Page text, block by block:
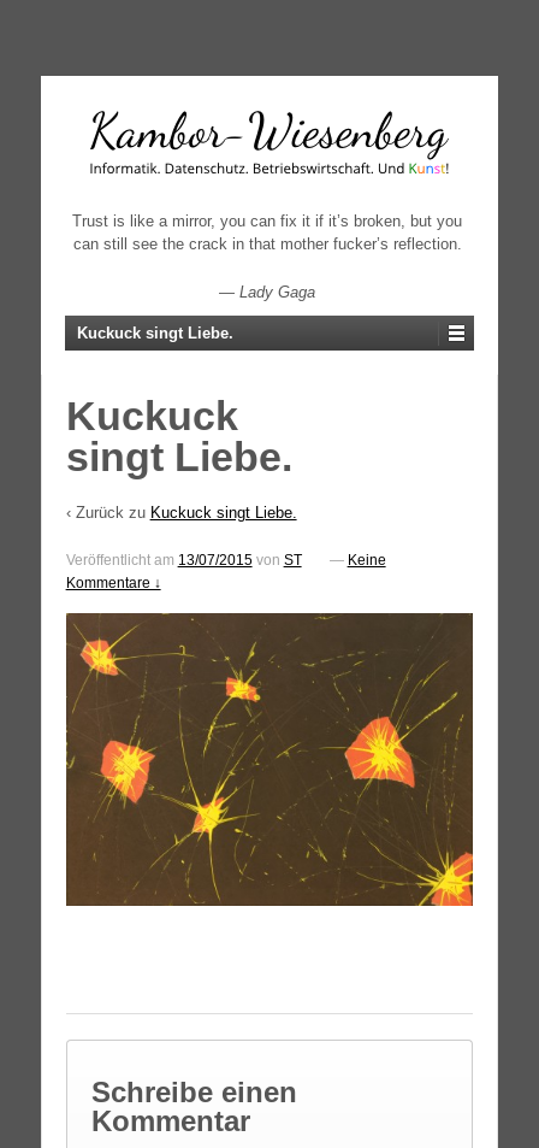
↓
CONTENT
Trust is like a mirror, you can fix it if it’s broken, but you
can still see the crack in that mother fucker’s reflection.
—Lady Gaga
Kuckuck singt Liebe.
Kuckuck
singt Liebe.
‹ Zurück zu Kuckuck singt Liebe.
Veröffentlicht am 13/07/2015von ST — Keine
Kommentare ↓
Schreibe einen
Kommentar